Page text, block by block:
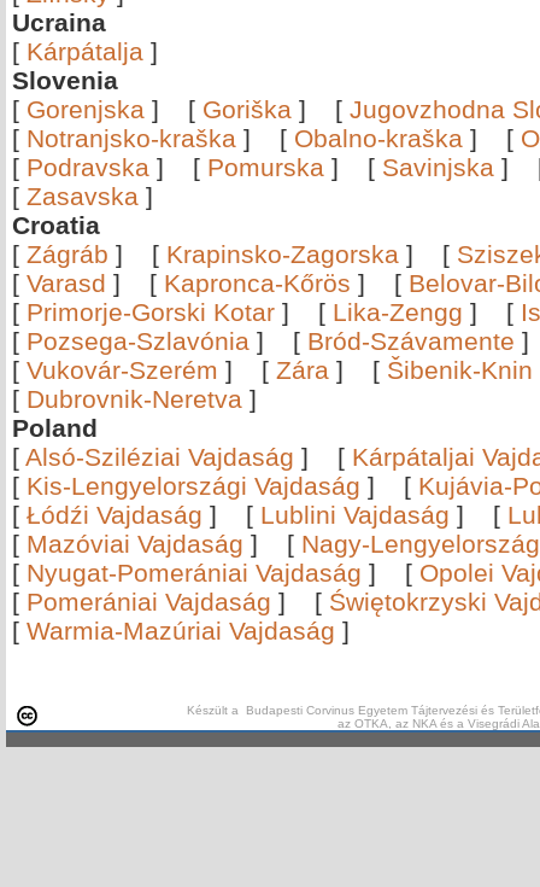
Ucraina
[ Kárpátalja ]
Slovenia
[ Gorenjska ] [ Goriška ] [ Jugovzhodna
[ Notranjsko-kraška ] [ Obalno-kraška ] [
[ Podravska ] [ Pomurska ] [ Savinjska ]
[ Zasavska ]
Croatia
[ Zágráb ] [ Krapinsko-Zagorska ] [
[ Varasd ] [ Kapronca-Kőrös ] [ Belovar-
[ Primorje-Gorski Kotar ] [ Lika-Zengg ] [
[ Pozsega-Szlavónia ] [ Bród-Szávamente
[ Vukovár-Szerém ] [ Zára ] [ Šibenik-Knin
[ Dubrovnik-Neretva ]
Poland
[ Alsó-Sziléziai Vajdaság ] [ Kárpátaljai
[ Kis-Lengyelországi Vajdaság ] [ Kujávia-
[ Łódźi Vajdaság ] [ Lublini Vajdaság ] [
[ Mazóviai Vajdaság ] [ Nagy-
[ Nyugat-Pomerániai Vajdaság ] [ Opolei
[ Pomerániai Vajdaság ] [ Świętokrzyski
[ Warmia-Mazúriai Vajdaság ]
Készült a Budapesti Corvinus Egyetem Tájtervezési és
az OTKA, az NKA és a Visegrádi